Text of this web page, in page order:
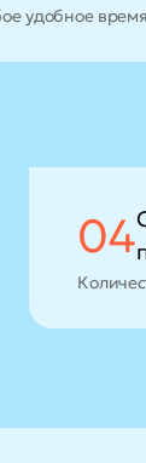
удобное время
04